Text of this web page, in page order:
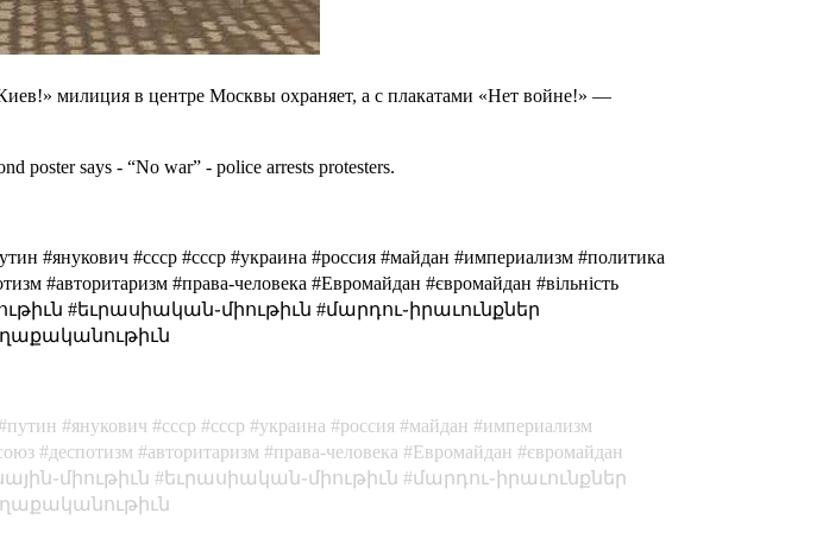
милиция в центре Москвы охраняет, а с плакатами «Нет войне!» —
poster says - “No war” - police arrests protesters.
#янукович #cccp #ссср #украина #россия #майдан #империализм #политика
#авторитаризм #права-человека #Евромайдан #євромайдан #вільність
#եւրասիական֊միութիւն #մարդու֊իրաւունքներ
путин янукович cccp ссср украина россия майдан
империализм
деспотизм авторитаризм права-человека Евромайдан
євромайдан
եւրասիական֊միութիւն
մարդու֊իրաւունքներ